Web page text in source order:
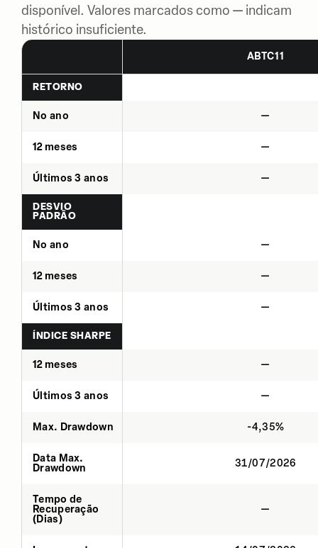
disponível. Valores marcados como — indicam
histórico insuficiente.
ABTC11
RETORNO
No ano —
12 meses —
Últimos 3 anos —
DESVIO
PADRÃO
No ano —
12 meses —
Últimos 3 anos —
ÍNDICE SHARPE
12 meses —
Últimos 3 anos —
Max. Drawdown -4,35%
Data Max.
Drawdown
31/07/2026
Tempo de
Recuperação
(Dias)
—